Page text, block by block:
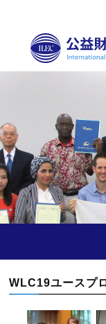
WLC19ユースプ